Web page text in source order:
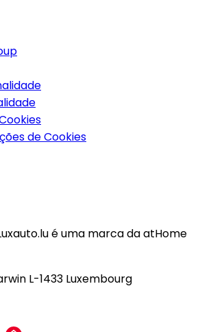
de Cookies
é uma marca da atHome
L-1433 Luxembourg